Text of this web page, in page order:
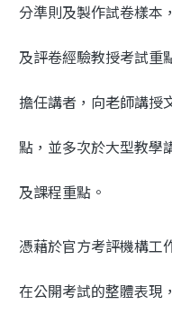
分準則及製作試卷樣本
及評卷經驗教授考試重
擔任講者，向老師講授
點，並多次於大型教學
及課程重點。
憑藉於官方考評機構工
在公開考試的整體表現